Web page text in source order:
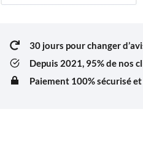
(Mug,
clés,
Tote
30 jours pour changer
Depuis 2021, 95% de nos
Paiement 100% sécurisé